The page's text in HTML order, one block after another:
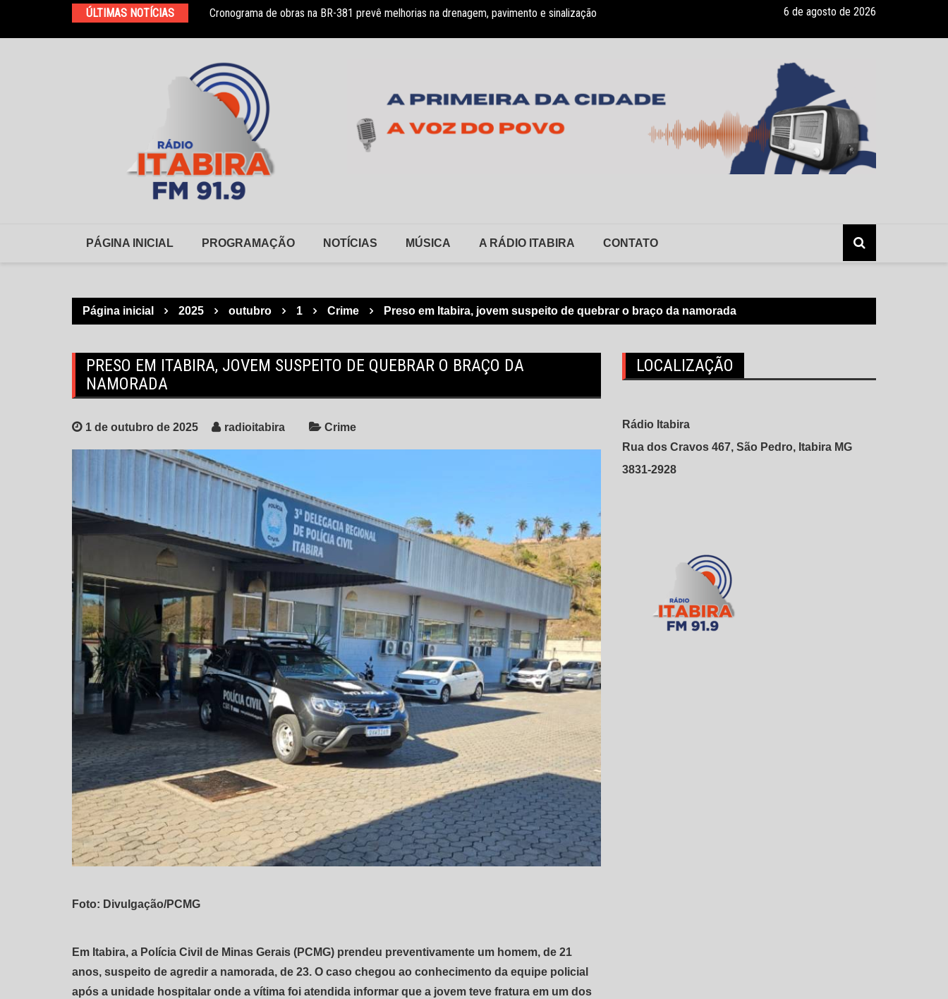
o
ÚLTIMAS NOTÍCIAS Cronograma de obras na BR-381 prevê melhorias na drenagem, pavimento e sinalização
HNSD se manifesta após declarações e anúncio de auditoria no PSMI FSFX alerta: hepatite sem sintomas, e os risco da infecção sem o
6 de agosto de 2026
PÁGINA INICIAL PROGRAMAÇÃO NOTÍCIAS MÚSICA A RÁDIO ITABIRA CONTATO
Página inicial 2025 outubro 1 Crime Preso em Itabira, jovem suspeito de quebrar o braço da namorada
PRESO EM ITABIRA, JOVEM SUSPEITO DE QUEBRAR O BRAÇO DA
NAMORADA
1 de outubro de 2025 radioitabira Crime
Foto: Divulgação/PCMG
Em Itabira, a Polícia Civil de Minas Gerais (PCMG) prendeu preventivamente um homem, de 21
anos, suspeito de agredir a namorada, de 23. O caso chegou ao conhecimento da equipe policial
após a unidade hospitalar onde a vítima foi atendida informar que a jovem teve fratura em um dos
LOCALIZAÇÃO
Rádio Itabira
Rua dos Cravos 467, São Pedro, Itabira MG
3831-2928